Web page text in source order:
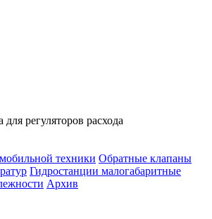
регуляторов расхода
техники Обратные клапаны
Гидростанции малогабаритные
Архив